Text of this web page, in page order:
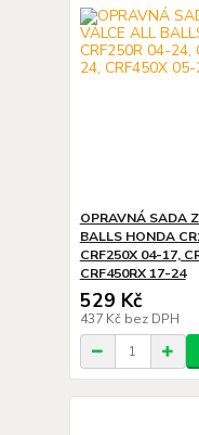
OPRAVNÁ SADA
BALLS HONDA
CRF250X 04-17,
CRF450RX 17-24
529 Kč
437 Kč bez DPH